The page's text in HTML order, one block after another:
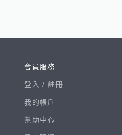
會員服務
登入 / 註冊
我的帳戶
幫助中心